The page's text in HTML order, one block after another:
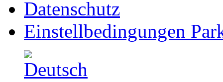
Datenschutz
Einstellbedingungen